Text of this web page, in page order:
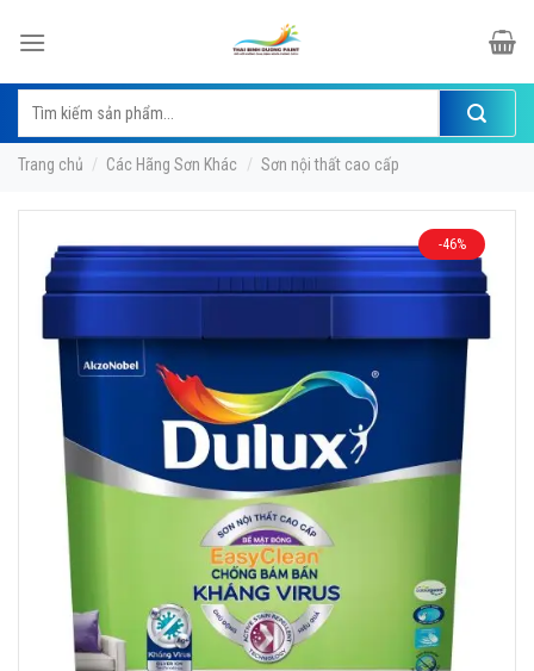
Tìm
kiếm:
Trang chủ / Các Hãng Sơn Khác / Sơn nội thất cao cấp
-46%